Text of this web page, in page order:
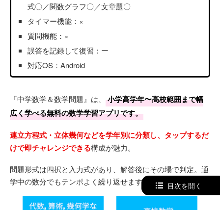
式〇／関数グラフ〇／文章題〇
タイマー機能：×
質問機能：×
誤答を記録して復習：ー
対応OS：Android
『中学数学＆数学問題』は、
小学高学年〜高校範囲まで幅
広く学べる無料の数学学習アプリです。
連立方程式・立体幾何などを学年別に分類し、タップするだ
けで即チャレンジできる構成が魅力。
問題形式は四択と入力式があり、解答後にその場で判定。通
学中の数分でもテンポよく繰り返せます。
目次を開く